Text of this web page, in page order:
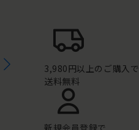
3,980円以上のご購入で
送料無料
新規会員登録で